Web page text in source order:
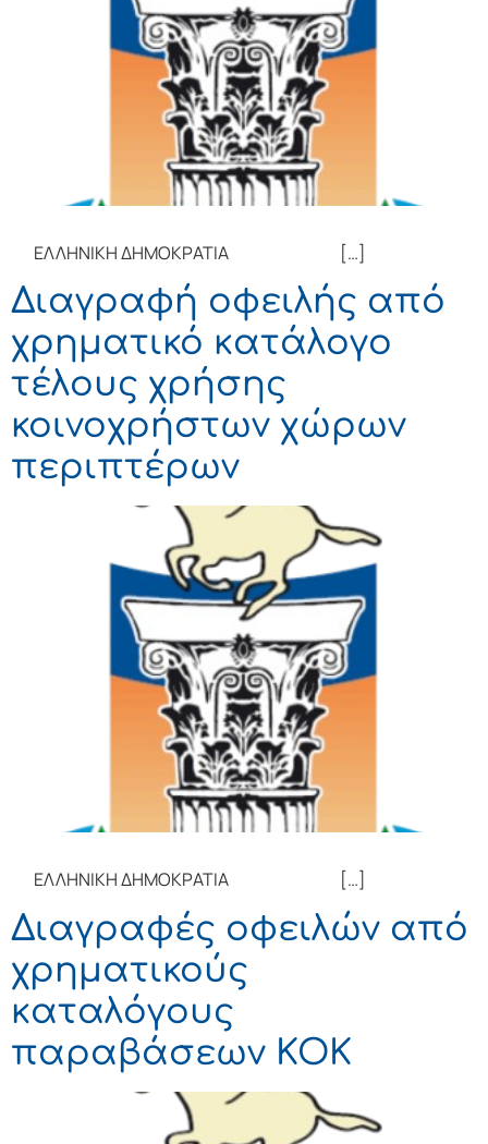
ΕΛΛΗΝΙΚΗ ΔΗΜΟΚΡΑΤΙΑ […]
Διαγραφή οφειλής από
χρηματικό κατάλογο
τέλους χρήσης
κοινοχρήστων χώρων
περιπτέρων
ΕΛΛΗΝΙΚΗ ΔΗΜΟΚΡΑΤΙΑ […]
Διαγραφές οφειλών από
χρηματικούς
καταλόγους
παραβάσεων ΚΟΚ